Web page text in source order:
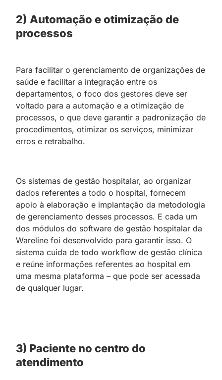
2) Automação e otimização de
processos
Para facilitar o gerenciamento de organizações de
saúde e facilitar a integração entre os
departamentos, o foco dos gestores deve ser
voltado para a automação e a otimização de
processos, o que deve garantir a padronização de
procedimentos, otimizar os serviços, minimizar
erros e retrabalho.
Os sistemas de gestão hospitalar, ao organizar
dados referentes a todo o hospital, fornecem
apoio à elaboração e implantação da metodologia
de gerenciamento desses processos. E cada um
dos módulos do software de gestão hospitalar da
Wareline foi desenvolvido para garantir isso. O
sistema cuida de todo workflow de gestão clínica
e reúne informações referentes ao hospital em
uma mesma plataforma – que pode ser acessada
de qualquer lugar.
3) Paciente no centro do
atendimento